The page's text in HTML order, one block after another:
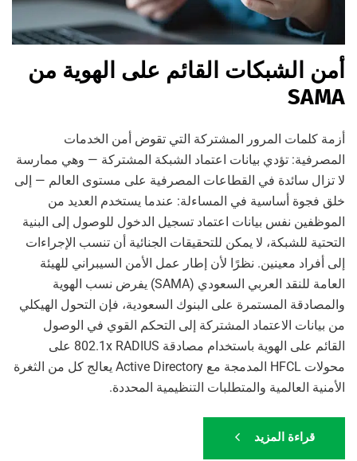
أمن الشبكات القائم على الهوية من
SAMA
أزمة كلمات المرور المشتركة التي تقوض أمن الخدمات
المصرفية: تؤدي بيانات اعتماد الشبكة المشتركة — وهي ممارسة
لا تزال سائدة في القطاعات المصرفية على مستوى العالم — إلى
خلق فجوة أساسية في المساءلة: عندما يستخدم العديد من
الموظفين نفس بيانات اعتماد تسجيل الدخول للوصول إلى البنية
التحتية للشبكة، لا يمكن للتحقيقات الجنائية أن تنسب الإجراءات
إلى أفراد معينين. نظرًا لأن إطار عمل الأمن السيبراني للهيئة
العامة للنقد العربي السعودي (SAMA) يفرض نسب الهوية
والمصادقة المستمرة على البنوك السعودية، فإن التحول الهيكلي
من بيانات الاعتماد المشتركة إلى التحكم القوي في الوصول
القائم على الهوية باستخدام مصادقة 802.1x RADIUS على
محولات HFCL المدمجة مع Active Directory يعالج كل من الثغرة
الأمنية العالمية والمتطلبات التنظيمية المحددة.
قراءة المزيد